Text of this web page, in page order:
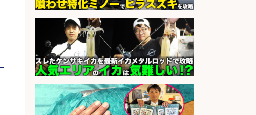
会社名 株式会社ホットスタッフ滋賀
sponsored by 求人ボックス
さらに求人情報を見る